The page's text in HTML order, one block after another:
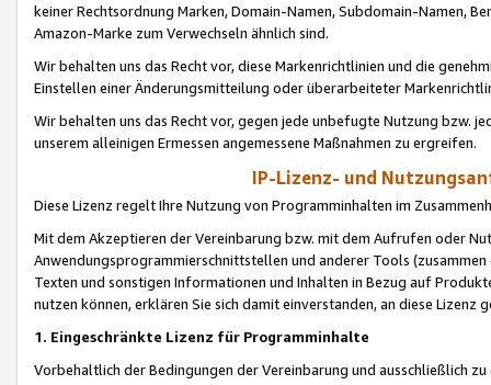
keiner Rechtsordnung Marken, Domain-Namen, Subdomain-Namen,
Amazon-Marke zum Verwechseln ähnlich sind.
Wir behalten uns das Recht vor, diese Markenrichtlinien und die
Einstellen einer Änderungsmitteilung oder überarbeiteter
Wir behalten uns das Recht vor, gegen jede unbefugte Nutzung bzw.
unserem alleinigen Ermessen angemessene Maßnahmen zu ergreifen.
IP-Lizenz- und
Diese Lizenz regelt Ihre Nutzung von Programminhalten im
Mit dem Akzeptieren der Vereinbarung bzw. mit dem Aufrufen oder
Anwendungsprogrammierschnittstellen und anderer Tools (zusammen
Texten und sonstigen Informationen und Inhalten in Bezug auf
nutzen können, erklären Sie sich damit einverstanden, an diese Lizenz
1. Eingeschränkte Lizenz für Programminhalte
Vorbehaltlich der Bedingungen der Vereinbarung und ausschließlich